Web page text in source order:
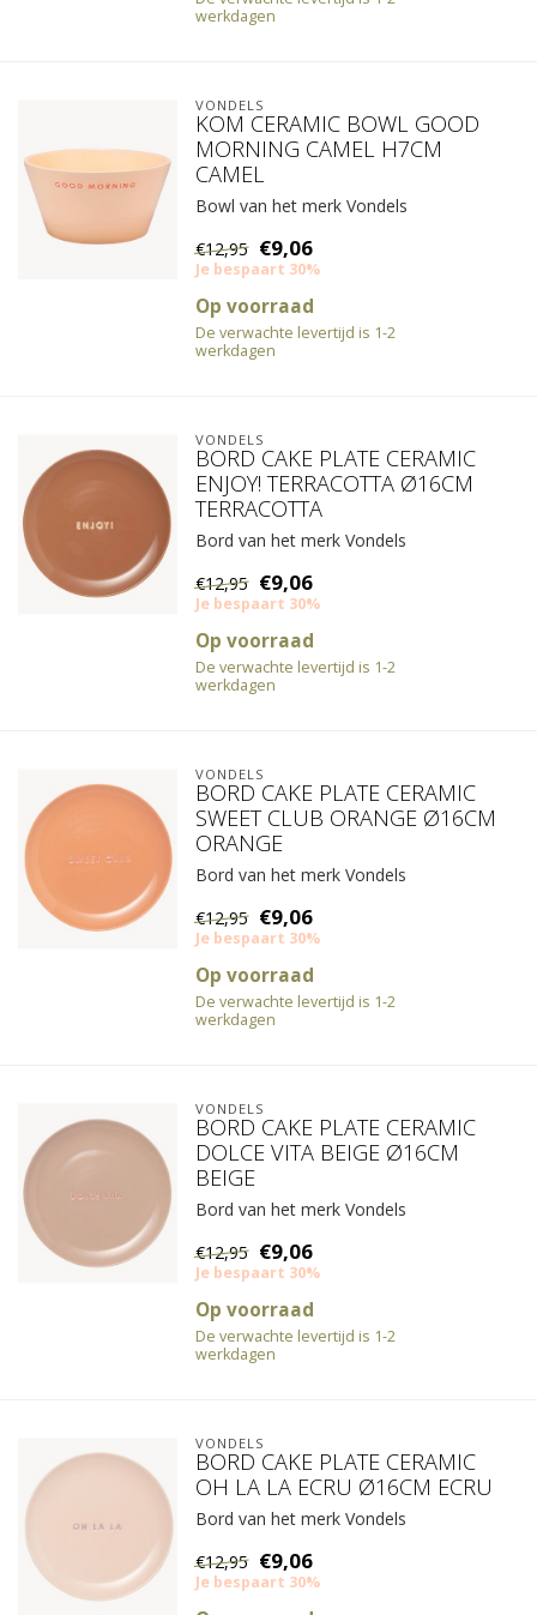
werkdagen
VONDELS
KOM CERAMIC BOWL GOOD
MORNING CAMEL H7CM
CAMEL
Bowl van het merk Vondels
€12,95 €9,06
Je bespaart 30%
Op voorraad
De verwachte levertijd is 1-2
werkdagen
VONDELS
BORD CAKE PLATE CERAMIC
ENJOY! TERRACOTTA Ø16CM
TERRACOTTA
Bord van het merk Vondels
€12,95 €9,06
Je bespaart 30%
Op voorraad
De verwachte levertijd is 1-2
werkdagen
VONDELS
BORD CAKE PLATE CERAMIC
SWEET CLUB ORANGE Ø16CM
ORANGE
Bord van het merk Vondels
€12,95 €9,06
Je bespaart 30%
Op voorraad
De verwachte levertijd is 1-2
werkdagen
VONDELS
BORD CAKE PLATE CERAMIC
DOLCE VITA BEIGE Ø16CM
BEIGE
Bord van het merk Vondels
€12,95 €9,06
Je bespaart 30%
Op voorraad
De verwachte levertijd is 1-2
werkdagen
VONDELS
BORD CAKE PLATE CERAMIC
OH LA LA ECRU Ø16CM ECRU
Bord van het merk Vondels
€12,95 €9,06
Je bespaart 30%